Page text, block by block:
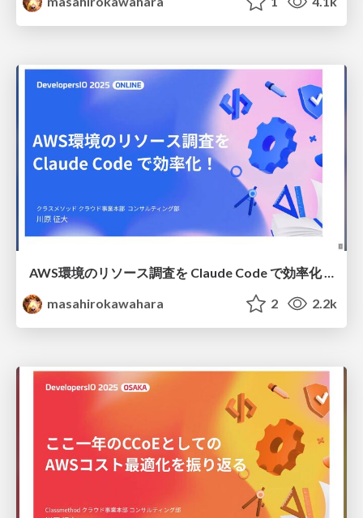
AWS環境のリソース調査を Claude Code で効率化 / aws investigate with cc devio2025
masahirokawahara
2 2.2k